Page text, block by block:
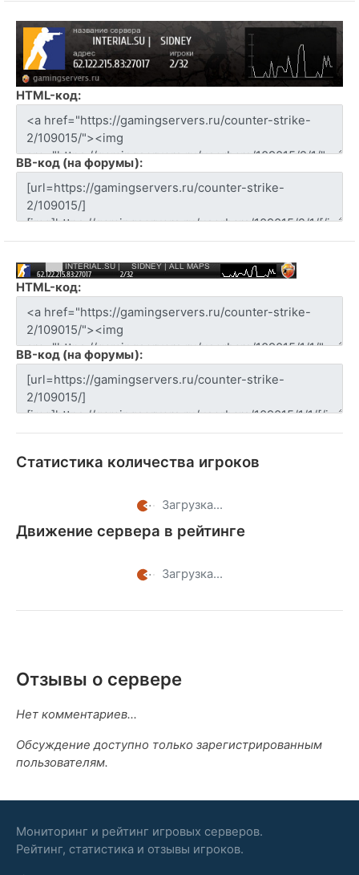
HTML-код:
BB-код (на форумы):
HTML-код:
BB-код (на форумы):
Статистика количества игроков
Загрузка...
Движение сервера в рейтинге
Загрузка...
Отзывы о сервере
Нет комментариев...
Обсуждение доступно только зарегистрированным
пользователям.
Мониторинг и рейтинг игровых серверов.
Рейтинг, статистика и отзывы игроков.